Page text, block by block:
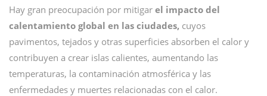
Hay gran preocupación por mitigar el impacto del
calentamiento global en las ciudades, cuyos
pavimentos, tejados y otras superficies absorben el calor y
contribuyen a crear islas calientes, aumentando las
temperaturas, la contaminación atmosférica y las
enfermedades y muertes relacionadas con el calor.